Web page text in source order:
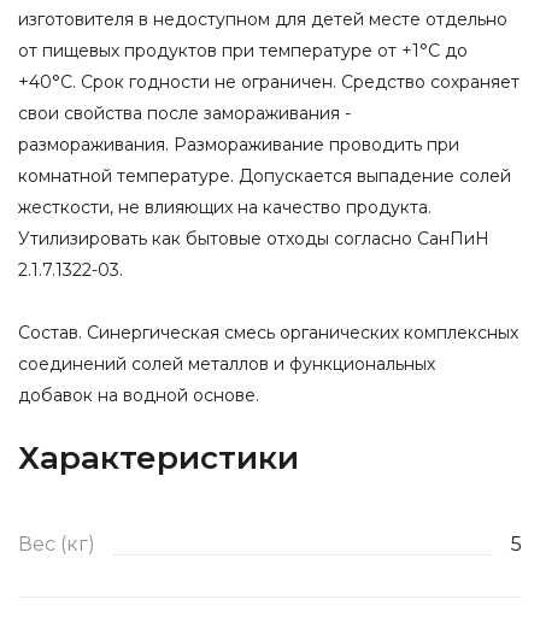
изготовителя в недоступном для детей месте отдельно
от пищевых продуктов при температуре от +1°С до
+40°С. Срок годности не ограничен. Средство сохраняет
свои свойства после замораживания -
размораживания. Размораживание проводить при
комнатной температуре. Допускается выпадение солей
жесткости, не влияющих на качество продукта.
Утилизировать как бытовые отходы согласно СанПиН
2.1.7.1322-03.
Состав. Синергическая смесь органических комплексных
соединений солей металлов и функциональных
добавок на водной основе.
Характеристики
Вес (кг) 5